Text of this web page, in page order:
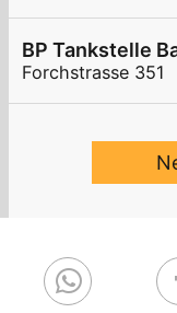
BP Tankstelle
Forchstrasse 351